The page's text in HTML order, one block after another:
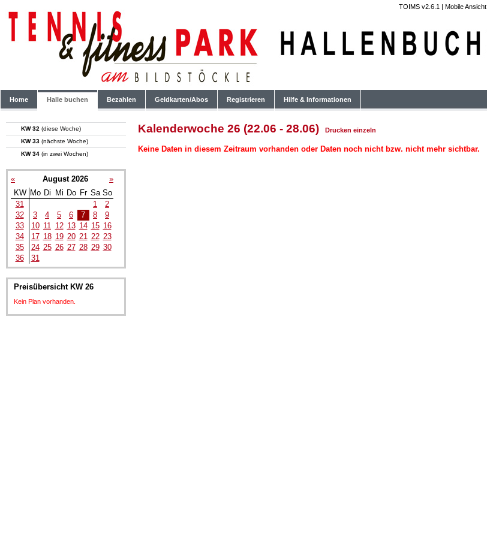
TOIMS v2.6.1 | Mobile Ansicht
Home Halle buchen Bezahlen Geldkarten/Abos Registrieren Hilfe & Informationen
KW 32 (diese Woche)
KW 33 (nächste Woche)
KW 34 (in zwei Wochen)
« August 2026
»
KW Mo Di Mi Do Fr Sa So
31
1
2
32
3 4 5 6 7 8
9
33
10 11 12 13 14 15 16
34
17 18 19 20 21 22 23
35
24 25 26 27 28 29 30
36
31
Preisübersicht KW 26
Kein Plan vorhanden.
Kalenderwoche 26 (22.06 - 28.06) Drucken einzeln
Keine Daten in diesem Zeitraum vorhanden oder Daten noch nicht bzw. nicht mehr sichtbar.